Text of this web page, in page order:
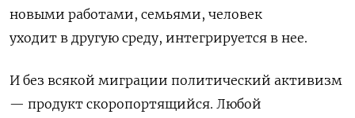
новыми работами, семьями, человек
уходит в другую среду, интегрируется в нее.
И без всякой миграции политический активизм
— продукт скоропортящийся. Любой